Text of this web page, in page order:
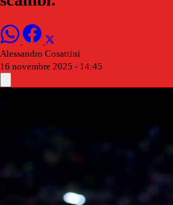
Alessandro Cosattini
16 novembre 2025 - 14:45